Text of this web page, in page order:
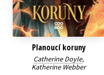
Planoucí koruny
Catherine Doyle,
Katherine Webber